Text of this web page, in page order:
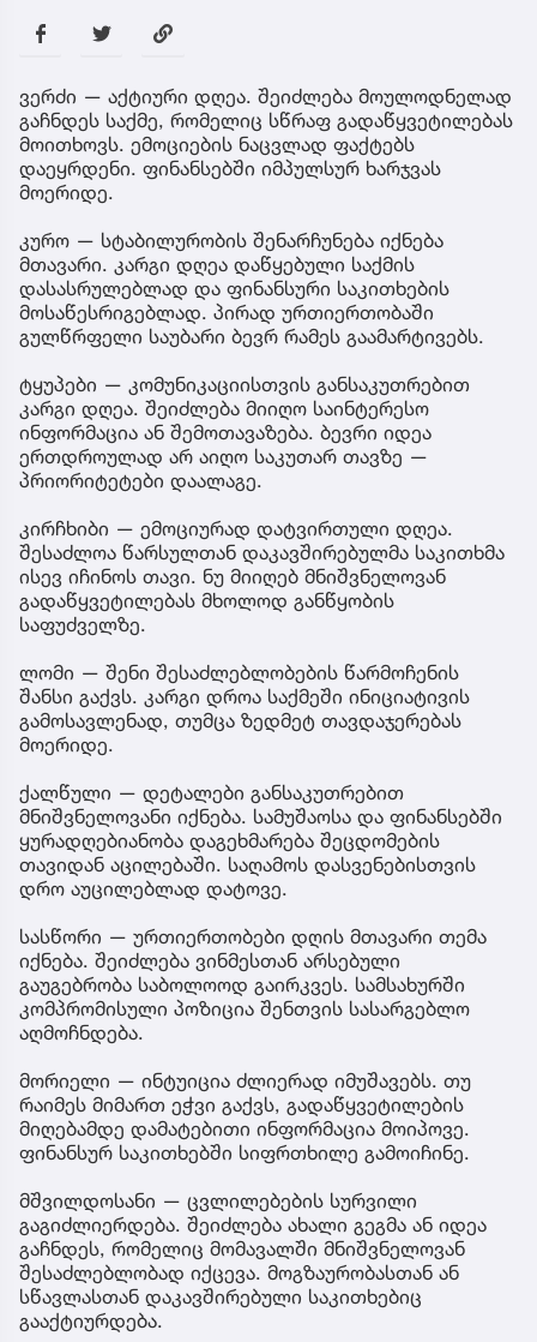
ვერძი — აქტიური დღეა. შეიძლება მოულოდნელად
გაჩნდეს საქმე, რომელიც სწრაფ გადაწყვეტილებას
მოითხოვს. ემოციების ნაცვლად ფაქტებს
დაეყრდენი. ფინანსებში იმპულსურ ხარჯვას
მოერიდე.
კურო — სტაბილურობის შენარჩუნება იქნება
მთავარი. კარგი დღეა დაწყებული საქმის
დასასრულებლად და ფინანსური საკითხების
მოსაწესრიგებლად. პირად ურთიერთობაში
გულწრფელი საუბარი ბევრ რამეს გაამარტივებს.
ტყუპები — კომუნიკაციისთვის განსაკუთრებით
კარგი დღეა. შეიძლება მიიღო საინტერესო
ინფორმაცია ან შემოთავაზება. ბევრი იდეა
ერთდროულად არ აიღო საკუთარ თავზე —
პრიორიტეტები დაალაგე.
კირჩხიბი — ემოციურად დატვირთული დღეა.
შესაძლოა წარსულთან დაკავშირებულმა საკითხმა
ისევ იჩინოს თავი. ნუ მიიღებ მნიშვნელოვან
გადაწყვეტილებას მხოლოდ განწყობის
საფუძველზე.
ლომი — შენი შესაძლებლობების წარმოჩენის
შანსი გაქვს. კარგი დროა საქმეში ინიციატივის
გამოსავლენად, თუმცა ზედმეტ თავდაჯერებას
მოერიდე.
ქალწული — დეტალები განსაკუთრებით
მნიშვნელოვანი იქნება. სამუშაოსა და ფინანსებში
ყურადღებიანობა დაგეხმარება შეცდომების
თავიდან აცილებაში. საღამოს დასვენებისთვის
დრო აუცილებლად დატოვე.
სასწორი — ურთიერთობები დღის მთავარი თემა
იქნება. შეიძლება ვინმესთან არსებული
გაუგებრობა საბოლოოდ გაირკვეს. სამსახურში
კომპრომისული პოზიცია შენთვის სასარგებლო
აღმოჩნდება.
მორიელი — ინტუიცია ძლიერად იმუშავებს. თუ
რაიმეს მიმართ ეჭვი გაქვს, გადაწყვეტილების
მიღებამდე დამატებითი ინფორმაცია მოიპოვე.
ფინანსურ საკითხებში სიფრთხილე გამოიჩინე.
მშვილდოსანი — ცვლილებების სურვილი
გაგიძლიერდება. შეიძლება ახალი გეგმა ან იდეა
გაჩნდეს, რომელიც მომავალში მნიშვნელოვან
შესაძლებლობად იქცევა. მოგზაურობასთან ან
სწავლასთან დაკავშირებული საკითხებიც
გააქტიურდება.